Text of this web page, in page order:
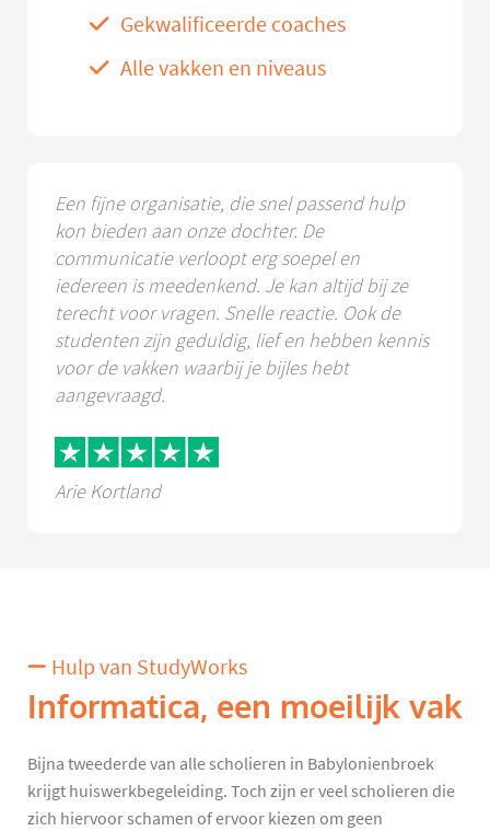
Gekwalificeerde coaches
Alle vakken en niveaus
Een fijne organisatie, die snel passend hulp
kon bieden aan onze dochter. De
communicatie verloopt erg soepel en
iedereen is meedenkend. Je kan altijd bij ze
terecht voor vragen. Snelle reactie. Ook de
studenten zijn geduldig, lief en hebben kennis
voor de vakken waarbij je bijles hebt
aangevraagd.
Arie Kortland
Hulp van StudyWorks
Informatica, een moeilijk vak
Bijna tweederde van alle scholieren in Babylonienbroek
krijgt huiswerkbegeleiding. Toch zijn er veel scholieren die
zich hiervoor schamen of ervoor kiezen om geen